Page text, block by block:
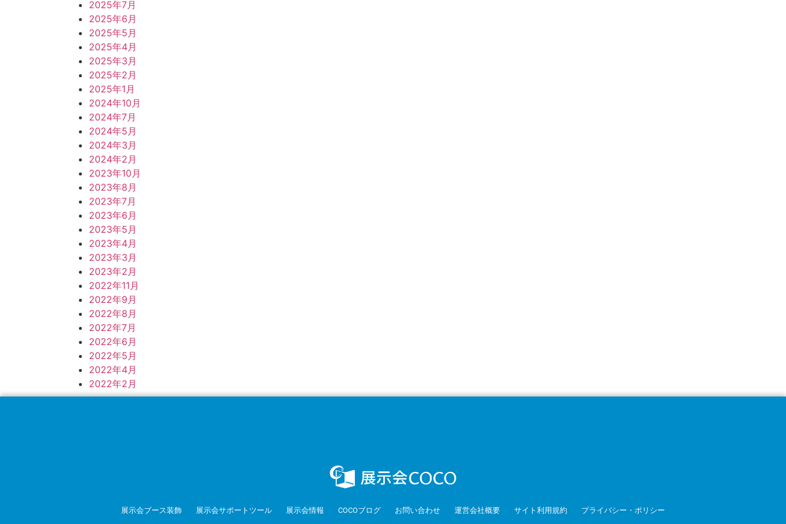
2025年7月
2025年6月
2025年5月
2025年4月
2025年3月
2025年2月
2025年1月
2024年10月
2024年7月
2024年5月
2024年3月
2024年2月
2023年10月
2023年8月
2023年7月
2023年6月
2023年5月
2023年4月
2023年3月
2023年2月
2022年11月
2022年9月
2022年8月
2022年7月
2022年6月
2022年5月
2022年4月
2022年2月
展示会ブース装飾 展示会サポートツール 展示会情報 COCOブログ お問い合わせ 運営会社概要 サイト利用規約 プライバシー・ポリシー